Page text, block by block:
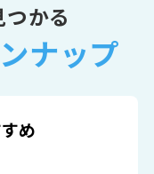
つかる
ナップ
め